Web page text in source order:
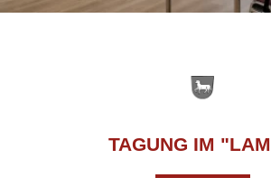
TAGUNG IM